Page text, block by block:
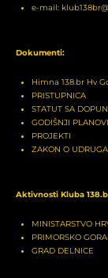
e-mail:
Dokumenti:
Himna 138.br Hv
PRISTUPNICA
STATUT SA
GODIŠNJI
PROJEKTI
ZAKON O
Aktivnosti Kluba
MINISTARSTVO
PRIMORSKO
GRAD DELNICE